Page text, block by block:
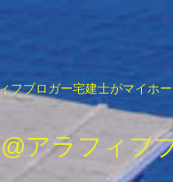
フブロガー宅建士がマイホ
アラフィフ